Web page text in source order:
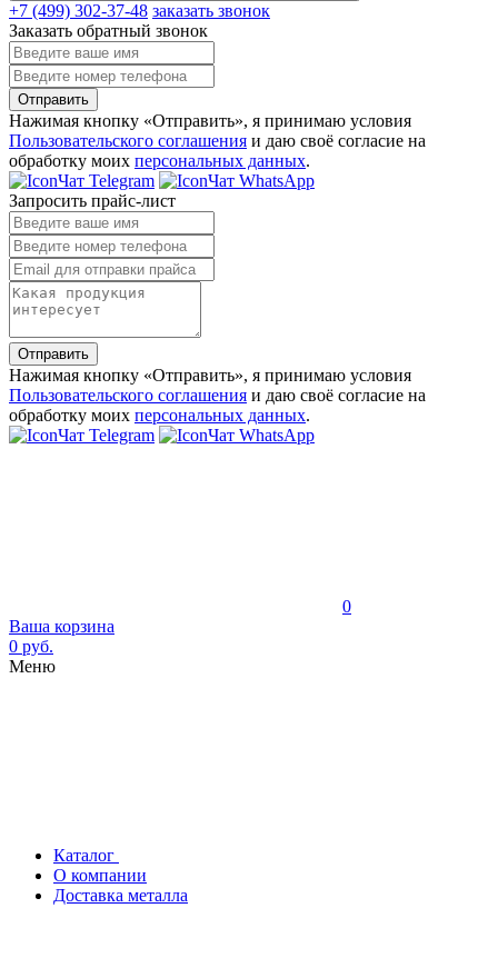
+7 (499) 302-37-48 заказать звонок
Заказать обратный звонок
Отправить
Нажимая кнопку «Отправить», я принимаю условия
Пользовательского соглашения и даю своё согласие на
обработку моих персональных данных.
Чат Telegram
Чат WhatsApp
Запросить прайс-лист
Отправить
Нажимая кнопку «Отправить», я принимаю условия
Пользовательского соглашения и даю своё согласие на
обработку моих персональных данных.
Чат Telegram
Чат WhatsApp
0
Ваша корзина
0 руб.
Меню
Каталог
О компании
Доставка металла